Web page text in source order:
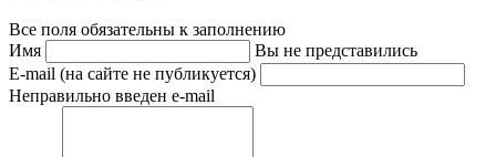
Все поля обязательны к заполнению
Имя
Вы не представились
E-mail (на сайте не публикуется)
Неправильно введен e-mail